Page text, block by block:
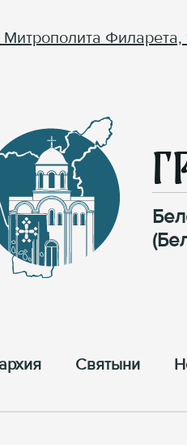
Филарета,
Cвятыни